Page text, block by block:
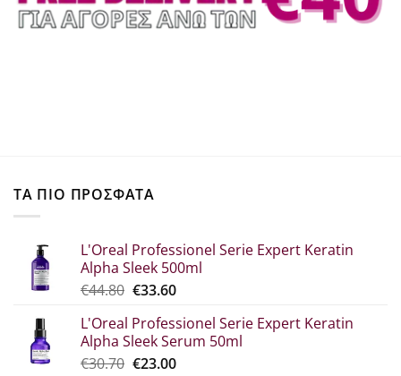
ΤΑ ΠΙΟ ΠΡΟΣΦΑΤΑ
L'Oreal Professionel Serie Expert Keratin
Alpha Sleek 500ml
€44.80 Original
was:
€44.80.
€33.60Η
τιμή
είναι:
€33.60.
L'Oreal Professionel Serie Expert Keratin
Alpha Sleek Serum 50ml
€30.70 Original
€23.00Η